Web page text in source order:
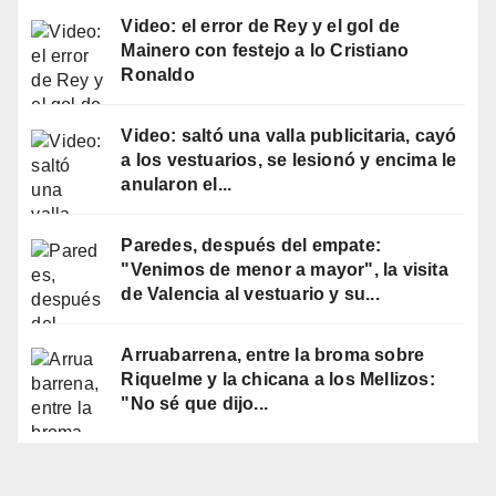
Video: el error de Rey y el gol de
Mainero con festejo a lo Cristiano
Ronaldo
Video: saltó una valla publicitaria, cayó
a los vestuarios, se lesionó y encima le
anularon el...
Paredes, después del empate:
"Venimos de menor a mayor", la visita
de Valencia al vestuario y su...
Arruabarrena, entre la broma sobre
Riquelme y la chicana a los Mellizos:
"No sé que dijo...